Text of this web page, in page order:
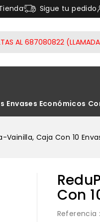
Sigue tu pedido
Envases Económicos
Caja Con 10
Con
Referencia